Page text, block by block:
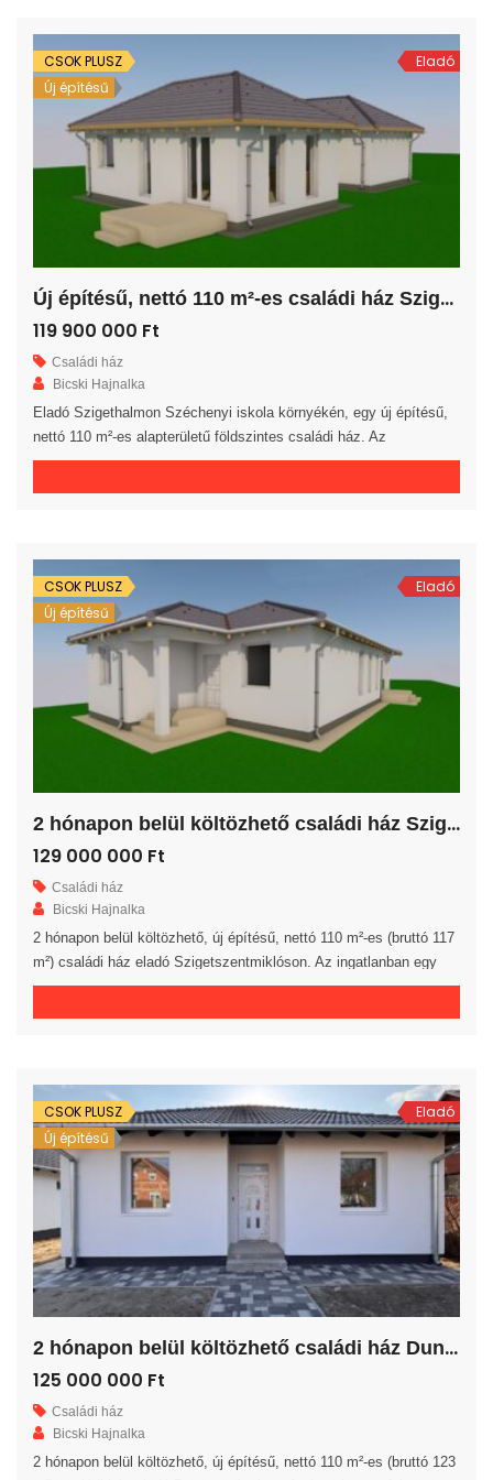
ingatlan 30-as […]
CSOK PLUSZ
Új építésű
Eladó
Ú
j építésű, nettó 110 m²-es családi ház Szigethalmon!
119 900 000 Ft
Családi ház
Bicski Hajnalka
Eladó Szigethalmon Széchenyi iskola környékén, egy új építésű,
nettó 110 m²-es alapterületű földszintes családi ház. Az
ingatlanban egy amerikai konyhás nappali, 4 hálószoba, egy
ingatlan 30-as […]
CSOK PLUSZ
Új építésű
Eladó
2
hónapon belül költözhető családi ház Szigetszentmiklóson!
129 000 000 Ft
Családi ház
Bicski Hajnalka
2 hónapon belül költözhető, új építésű, nettó 110 m²-es (bruttó 117
m²) családi ház eladó Szigetszentmiklóson. Az ingatlanban egy
előszoba, egy amerikai konyhás nappali, 4 hálószoba, egy
ellátott, térkövezett gépjármű […]
CSOK PLUSZ
Új építésű
Eladó
2
hónapon belül költözhető családi ház Dunavarsányban!
125 000 000 Ft
Családi ház
Bicski Hajnalka
2 hónapon belül költözhető, új építésű, nettó 110 m²-es (bruttó 123